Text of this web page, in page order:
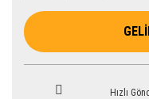
Hızlı